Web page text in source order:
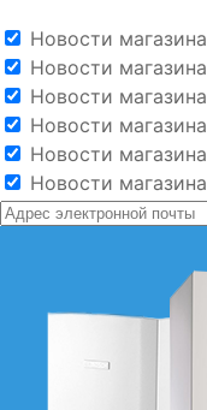
Новости магазина
Новости магазина
Новости магазина
Новости магазина
Новости магазина
Новости магазина